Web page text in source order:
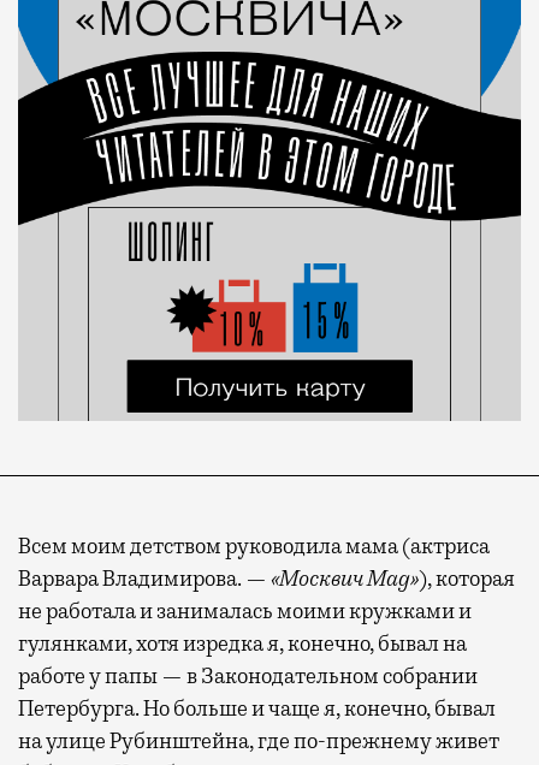
Всем моим детством руководила мама (актриса
Варвара Владимирова. — «Москвич Mag»), которая
не работала и занималась моими кружками и
гулянками, хотя изредка я, конечно, бывал на
работе у папы — в Законодательном собрании
Петербурга. Но больше и чаще я, конечно, бывал
на улице Рубинштейна, где по-прежнему живет